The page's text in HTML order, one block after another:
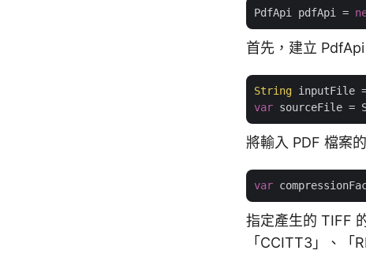
PdfApi pdfApi =
首先，建立
String inputFile
var
將輸入 PDF 檔案
var
指定產生的 TIFF
「CCITT3」、「